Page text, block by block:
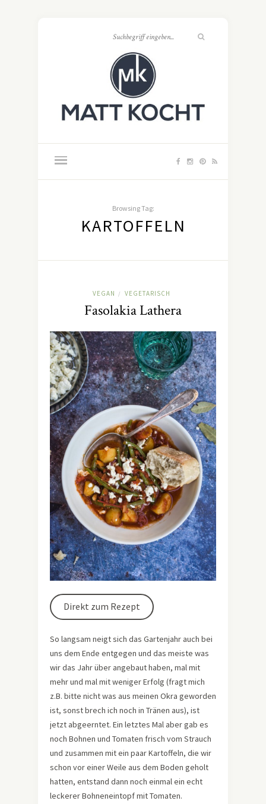
Browsing Tag:
KARTOFFELN
VEGAN / VEGETARISCH
Fasolakia Lathera
Direkt zum Rezept
So langsam neigt sich das Gartenjahr auch bei
uns dem Ende entgegen und das meiste was
wir das Jahr über angebaut haben, mal mit
mehr und mal mit weniger Erfolg (fragt mich
z.B. bitte nicht was aus meinen Okra geworden
ist, sonst brech ich noch in Tränen aus), ist
jetzt abgeerntet. Ein letztes Mal aber gab es
noch Bohnen und Tomaten frisch vom Strauch
und zusammen mit ein paar Kartoffeln, die wir
schon vor einer Weile aus dem Boden geholt
hatten, entstand dann noch einmal ein echt
leckerer Bohneneintopf mit Tomaten.